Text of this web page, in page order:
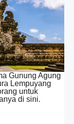
Gunung Agung
Lempuyang
untuk
di sini.